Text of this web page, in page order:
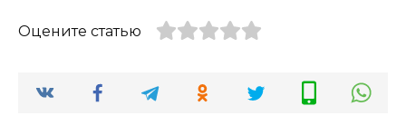
Оцените статью